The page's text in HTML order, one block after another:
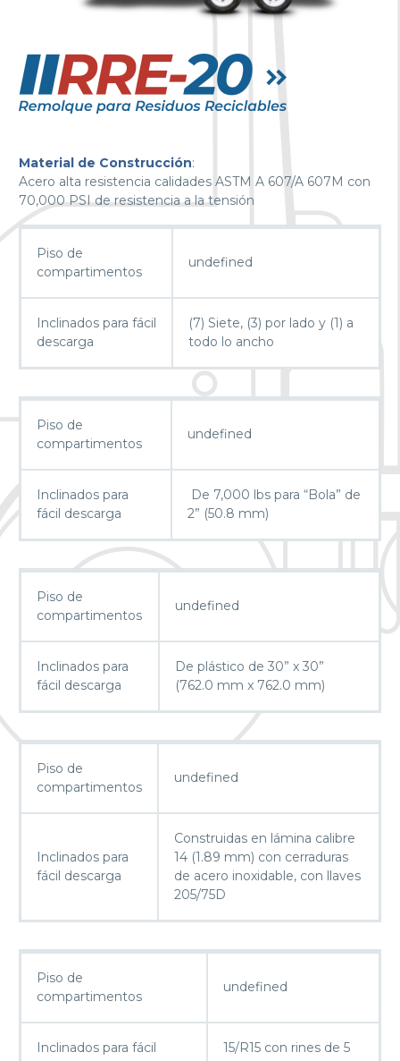
Material de Construcción:
Acero alta resistencia calidades ASTM A 607/A 607M con
70,000 PSI de resistencia a la tensión
Piso de
compartimentos
undefined
Inclinados para fácil
descarga
(7) Siete, (3) por lado y (1) a
todo lo ancho
Piso de
compartimentos
undefined
Inclinados para
fácil descarga
De 7,000 lbs para “Bola” de
2” (50.8 mm)
Piso de
compartimentos
undefined
Inclinados para
fácil descarga
De plástico de 30” x 30”
(762.0 mm x 762.0 mm)
Piso de
compartimentos
undefined
Inclinados para
fácil descarga
Construidas en lámina calibre
14 (1.89 mm) con cerraduras
de acero inoxidable, con llaves
205/75D
Piso de
compartimentos
undefined
Inclinados para fácil
15/R15 con rines de 5